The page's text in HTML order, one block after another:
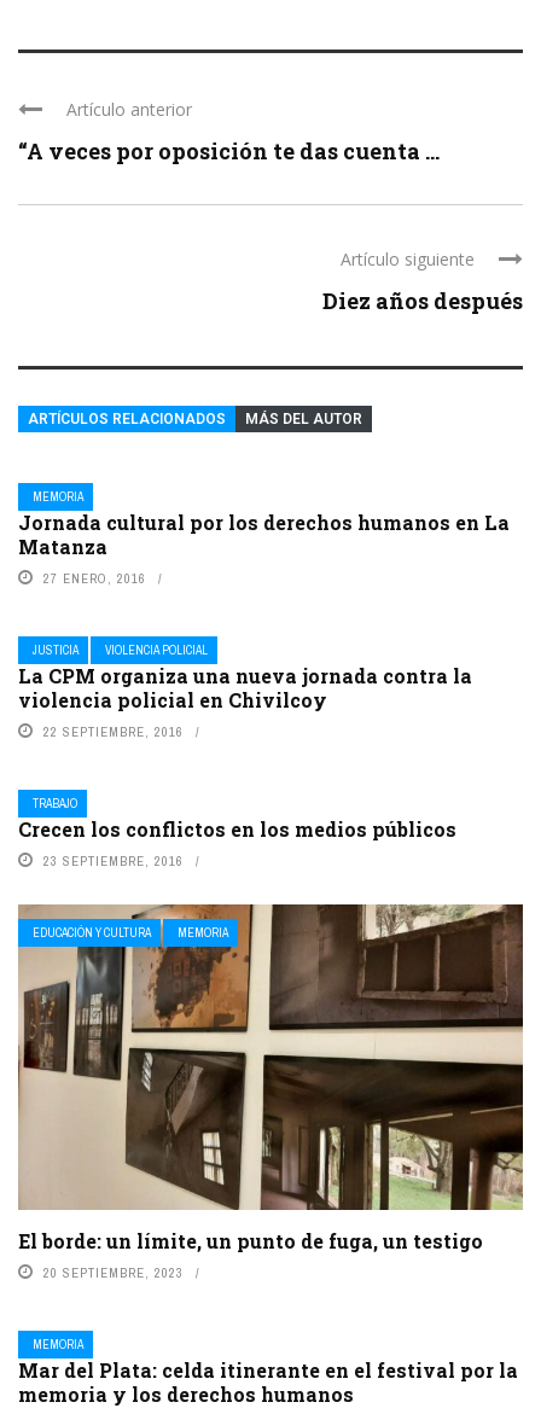
Artículo anterior
“A veces por oposición te das cuenta ...
Artículo siguiente
Diez años después
ARTÍCULOS RELACIONADOS MÁS DEL AUTOR
MEMORIA
Jornada cultural por los derechos humanos en La
Matanza
27 ENERO, 2016
JUSTICIA VIOLENCIA POLICIAL
La CPM organiza una nueva jornada contra la
violencia policial en Chivilcoy
22 SEPTIEMBRE, 2016
TRABAJO
Crecen los conflictos en los medios públicos
23 SEPTIEMBRE, 2016
EDUCACIÓN Y CULTURA MEMORIA
El borde: un límite, un punto de fuga, un testigo
20 SEPTIEMBRE, 2023
MEMORIA
Mar del Plata: celda itinerante en el festival por la
memoria y los derechos humanos